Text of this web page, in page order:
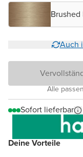
Deine Vorteile
Auch
Alle
Sofort lieferbar